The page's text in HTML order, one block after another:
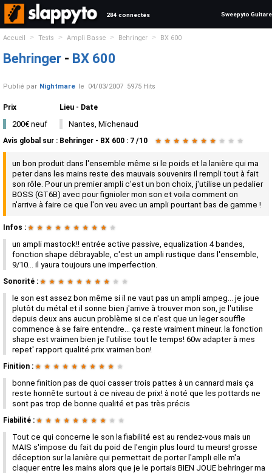
284 connectés Sweepyto Guitare
Accueil > Tests > Ampli Basse > Behringer > BX 600
Behringer - BX 600
Publié par Nightmare le 04/03/2007 5975 Hits
Prix
200€ neuf
Lieu - Date
Nantes, Michenaud
Avis global sur : Behringer - BX 600 : 7 /10 ★ ★ ★ ★ ★ ★ ★ ★ ★ ★
un bon produit dans l'ensemble même si le poids et la lanière qui ma
peter dans les mains reste des mauvais souvenirs il rempli tout à fait
son rôle. Pour un premier ampli c'est un bon choix, j'utilise un pedalier
BOSS (GT6B) avec pour fignioler mon son et voila comment on
n'arrive à faire ce que l'on veu avec un ampli pourtant bas de gamme !
Infos : ★ ★ ★ ★ ★ ★ ★ ★ ★ ★
un ampli mastock!! entrée active passive, equalization 4 bandes,
fonction shape débrayable, c'est un ampli rustique dans l'ensemble,
9/10... il yaura toujours une imperfection.
Sonorité : ★ ★ ★ ★ ★ ★ ★ ★ ★ ★
le son est assez bon même si il ne vaut pas un ampli ampeg... je joue
plutôt du métal et il sonne bien j'arrive à trouver mon son, je l'utilise
depuis deux ans aucun problème si ce n'est que un leger souffle
commence à se faire entendre... ça reste vraiment mineur. la fonction
shape est vraimen bien je l'utilise tout le temps! 60w adapter à mes
repet' rapport qualité prix vraimen bon!
Finition : ★ ★ ★ ★ ★ ★ ★ ★ ★ ★
bonne finition pas de quoi casser trois pattes à un cannard mais ça
reste honnête surtout à ce niveau de prix! à noté que les pottards ne
sont pas trop de bonne qualité et pas très précis
Fiabilité : ★ ★ ★ ★ ★ ★ ★ ★ ★ ★
Tout ce qui concerne le son la fiabilité est au rendez-vous mais un
MAIS s'impose du fait du poid de l'engin plus lourd tu meurs! grosse
déception sur la lanière qui permettait de porter l'ampli elle m'a
claquer entre les mains alors que je le portais BIEN JOUE behringer ma